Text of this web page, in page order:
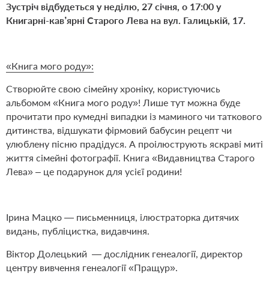
Зустріч відбудеться у неділю, 27 січня, о 17:00 у
Книгарні-кав’ярні Старого Лева на вул. Галицькій, 17.
«Книга мого роду»:
Створюйте свою сімейну хроніку, користуючись
альбомом «Книга мого роду»! Лише тут можна буде
прочитати про кумедні випадки із маминого чи таткового
дитинства, відшукати фірмовий бабусин рецепт чи
улюблену пісню прадідуся. А проілюструють яскраві миті
життя сімейні фотографії. Книга «Видавництва Старого
Лева» – це подарунок для усієї родини!
Ірина Мацко — письменниця, ілюстраторка дитячих
видань, публіцистка, видавчиня.
Віктор Долецький — дослідник генеалогії, директор
центру вивчення генеалогії «Пращур».